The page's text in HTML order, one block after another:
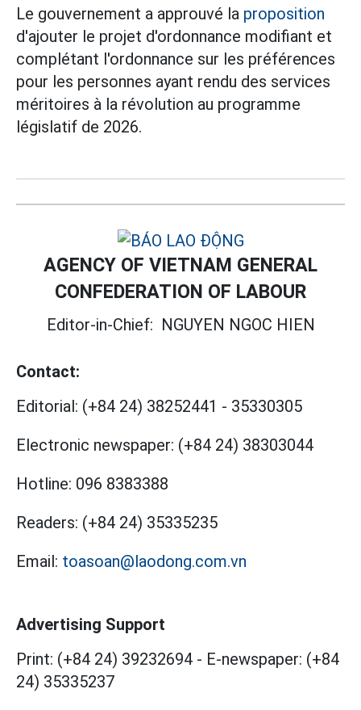
Le gouvernement a approuvé la proposition
d'ajouter le projet d'ordonnance modifiant et
complétant l'ordonnance sur les préférences
pour les personnes ayant rendu des services
méritoires à la révolution au programme
législatif de 2026.
AGENCY OF VIETNAM GENERAL
CONFEDERATION OF LABOUR
Editor-in-Chief: NGUYEN NGOC HIEN
Contact:
Editorial: (+84 24) 38252441 - 35330305
Electronic newspaper: (+84 24) 38303044
Hotline: 096 8383388
Readers: (+84 24) 35335235
Email: toasoan@laodong.com.vn
Advertising Support
Print: (+84 24) 39232694 - E-newspaper: (+84
24) 35335237